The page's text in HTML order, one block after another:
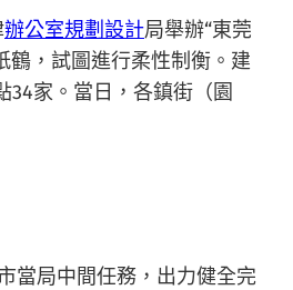
辦公室規劃設計局舉辦“東莞
鶴，試圖進行柔性制衡。建
34家。當日，各鎮街（園
當局中間任務，出力健全完